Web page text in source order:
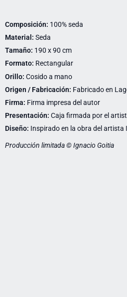
Composición: 100% seda
Material: Seda
Tamaño: 190 x 90 cm
Formato: Rectangular
Orillo: Cosido a mano
Origen / Fabricación: Fabricado en
Firma: Firma impresa del autor
Presentación: Caja firmada por el
Diseño: Inspirado en la obra del artista
Producción limitada © Ignacio Goitia